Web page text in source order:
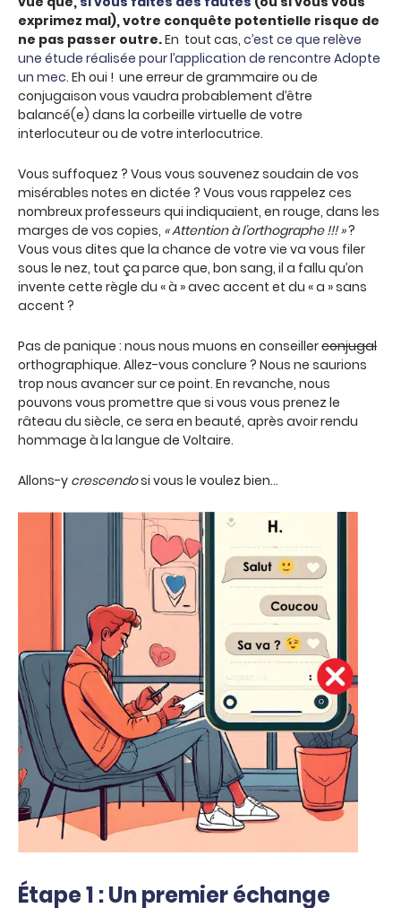
exprimez mal), votre conquête potentielle risque de
ne pas passer outre.En tout cas, c’est ce que relève
une étude réalisée pour l’application de rencontre Adopte
un mec. Eh oui ! une erreur de grammaire ou de
conjugaison vous vaudra probablement d’être
balancé(e) dans la corbeille virtuelle de votre
interlocuteur ou de votre interlocutrice.
Vous suffoquez ? Vous vous souvenez soudain de vos
misérables notes en dictée ? Vous vous rappelez ces
nombreux professeurs qui indiquaient, en rouge, dans les
marges de vos copies, « Attention à l’orthographe !!! »?
Vous vous dites que la chance de votre vie va vous filer
sous le nez, tout ça parce que, bon sang, il a fallu qu’on
invente cette règle du « à » avec accent et du « a » sans
accent ?
Pas de panique : nous nous muons en conseillerconjugal
orthographique. Allez-vous conclure ? Nous ne saurions
trop nous avancer sur ce point. En revanche, nous
pouvons vous promettre que si vous vous prenez le
râteau du siècle, ce sera en beauté, après avoir rendu
hommage à la langue de Voltaire.
Allons-y crescendosi vous le voulez bien…
Étape 1 : Un premier échange